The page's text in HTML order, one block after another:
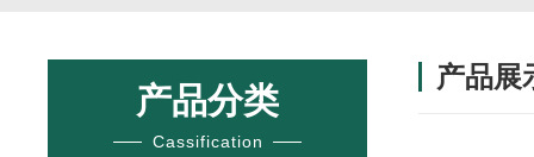
产品分类
Cassification
产品展